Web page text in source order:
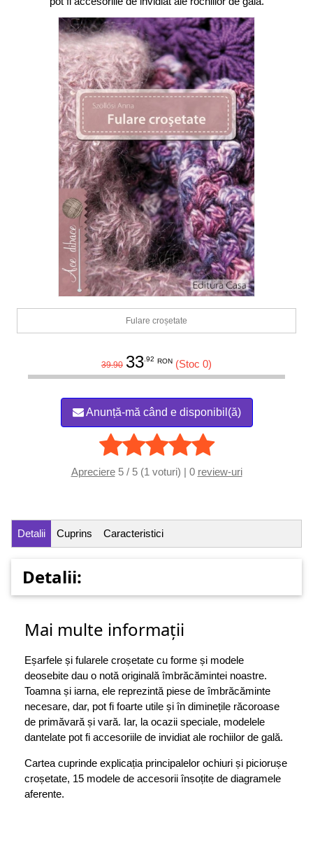
Fulare croșetate
39.90 33.92 RON (Stoc 0)
Anunță-mă când e disponibil(ă)
Apreciere5 / 5 (1 voturi) | 0 review-uri
Detalii Cuprins Caracteristici
Detalii:
Mai multe informații
Eșarfele și fularele croșetate cu forme și modele
deosebite dau o notă originală îmbrăcămintei noastre.
Toamna și iarna, ele reprezintă piese de îmbrăcăminte
necesare, dar, pot fi foarte utile și în diminețile răcoroase
de primăvară și vară. Iar, la ocazii speciale, modelele
dantelate pot fi accesoriile de invidiat ale rochiilor de gală.
Cartea cuprinde explicația principalelor ochiuri și piciorușe
croșetate, 15 modele de accesorii însoțite de diagramele
aferente.